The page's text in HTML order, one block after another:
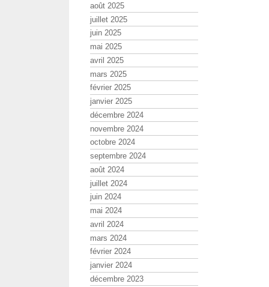
août 2025
juillet 2025
juin 2025
mai 2025
avril 2025
mars 2025
février 2025
janvier 2025
décembre 2024
novembre 2024
octobre 2024
septembre 2024
août 2024
juillet 2024
juin 2024
mai 2024
avril 2024
mars 2024
février 2024
janvier 2024
décembre 2023